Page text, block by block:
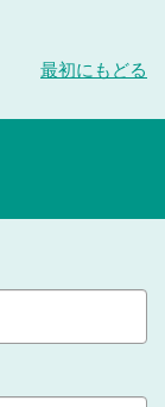
最初にもどる